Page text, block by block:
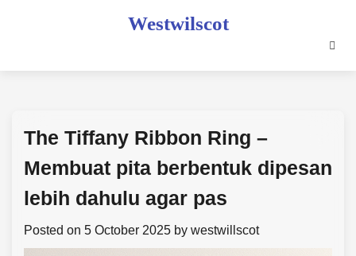
Westwilscot
The Tiffany Ribbon Ring –
Membuat pita berbentuk dipesan
lebih dahulu agar pas
Posted on 5 October 2025 by westwillscot